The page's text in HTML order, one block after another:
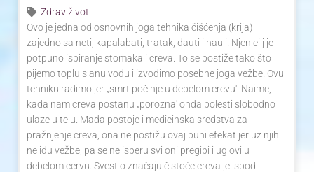
Zdrav život
Ovo je jedna od osnovnih joga tehnika čišćenja (krija)
zajedno sa neti, kapalabati, tratak, dauti i nauli. Njen cilj je
potpuno ispiranje stomaka i creva. To se postiže tako što
pijemo toplu slanu vodu i izvodimo posebne joga vežbe. Ovu
tehniku radimo jer „smrt počinje u debelom crevu'. Naime,
kada nam creva postanu „porozna' onda bolesti slobodno
ulaze u telu. Mada postoje i medicinska sredstva za
pražnjenje creva, ona ne postižu ovaj puni efekat jer uz njih
ne idu vežbe, pa se ne isperu svi oni pregibi i uglovi u
debelom cervu. Svest o značaju čistoće creva je ispod